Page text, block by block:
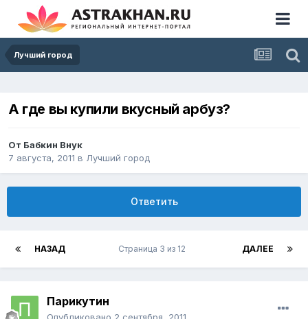
Лучший город
А где вы купили вкусный арбуз?
От Бабкин Внук
7 августа, 2011 в Лучший город
Ответить
НАЗАД ДАЛЕЕ
Страница 3 из 12
Парикутин